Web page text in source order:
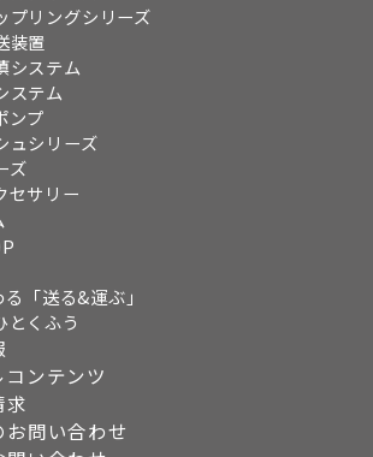
プリングシリーズ
装置
システム
ステム
ンプ
ュシリーズ
ズ
セサリー
「送る&運ぶ」
とくふう
ンテンツ
求
お問い合わせ